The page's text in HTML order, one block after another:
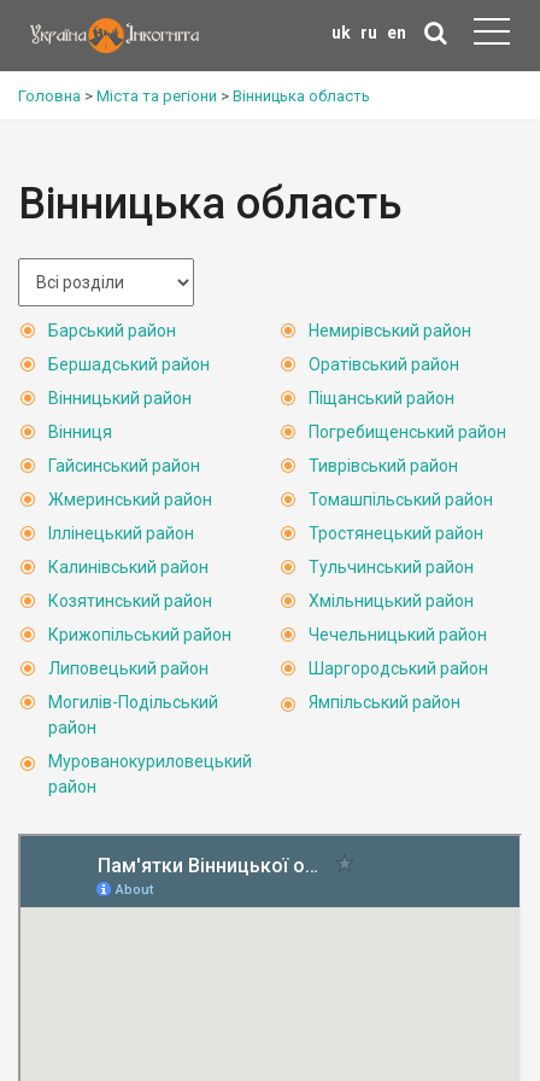
uk ru en
Головна > Міста та регіони > Вінницька область
Вінницька область
Барський район
Бершадський район
Вінницький район
Вінниця
Гайсинський район
Жмеринський район
Іллінецький район
Калинівський район
Козятинський район
Крижопільський район
Липовецький район
Могилів-Подільський
район
Мурованокуриловецький
район
Немирівський район
Оратівський район
Піщанський район
Погребищенський район
Тиврівський район
Томашпільський район
Тростянецький район
Тульчинський район
Хмільницький район
Чечельницький район
Шаргородський район
Ямпільський район